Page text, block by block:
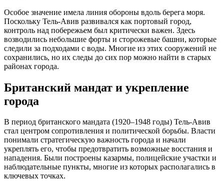
Особое значение имела линия обороны вдоль берега моря.
Поскольку Тель-Авив развивался как портовый город,
контроль над побережьем был критически важен. Здесь
возводились небольшие форты и сторожевые башни, которые
следили за подходами с воды. Многие из этих сооружений не
сохранились, но их следы до сих пор можно найти в старых
районах города.
Британский мандат и укрепление
города
В период британского мандата (1920–1948 годы) Тель-Авив
стал центром сопротивления и политической борьбы. Власти
понимали стратегическую важность города и начали
укреплять его, чтобы предотвратить возможные восстания и
нападения. Были построены казармы, полицейские участки и
наблюдательные пункты, многие из которых располагались в
ключевых точках.